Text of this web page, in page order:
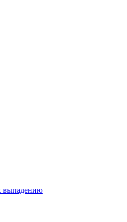
выпадению